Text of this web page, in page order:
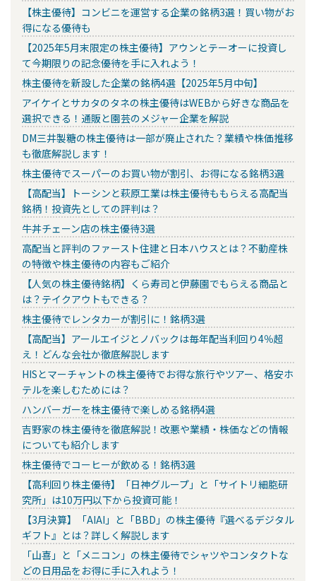
【株主優待】コンビニを運営する企業の銘柄3選！買い物がお
得になる優待も
【2025年5月末限定の株主優待】アウンとテーオーに投資し
て今期限りの記念優待を手に入れよう！
株主優待を新設した企業の銘柄4選【2025年5月中旬】
アイケイとサカタのタネの株主優待はWEBから好きな商品を
選択できる！通販と園芸のメジャー企業を解説
DM三井製糖の株主優待は一部が廃止された？業績や株価推移
も徹底解説します！
株主優待でスーパーのお買い物が割引、お得になる銘柄3選
【高配当】トーシンと萩原工業は株主優待ももらえる高配当
銘柄！投資先としての評判は？
牛丼チェーン店の株主優待3選
高配当と評判のファースト住建と日本ハウスとは？不動産株
の特徴や株主優待の内容もご紹介
【人気の株主優待銘柄】くら寿司と伊藤園でもらえる商品と
は？テイクアウトもできる？
株主優待でレンタカーが割引に！銘柄3選
【高配当】アールエイジとノバックは毎年配当利回り4％超
え！どんな会社か徹底解説します
HISとマーチャントの株主優待でお得な旅行やツアー、格安ホ
テルを楽しむためには？
ハンバーガーを株主優待で楽しめる銘柄4選
吉野家の株主優待を徹底解説！改悪や業績・株価などの情報
についても紹介します
株主優待でコーヒーが飲める！銘柄3選
【高利回り株主優待】「日神グループ」と「サイトリ細胞研
究所」は10万円以下から投資可能！
【3月決算】「AIAI」と「BBD」の株主優待『選べるデジタル
ギフト』とは？詳しく解説します
「山喜」と「メニコン」の株主優待でシャツやコンタクトな
どの日用品をお得に手に入れよう！